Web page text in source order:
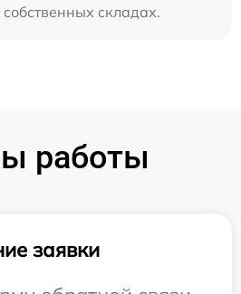
складах.
работы
заявки